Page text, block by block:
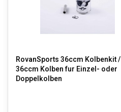
RovanSports 36ccm Kolbenkit /
36ccm Kolben fur Einzel- oder
Doppelkolben